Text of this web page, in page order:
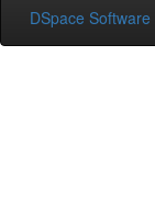
DSpace Software